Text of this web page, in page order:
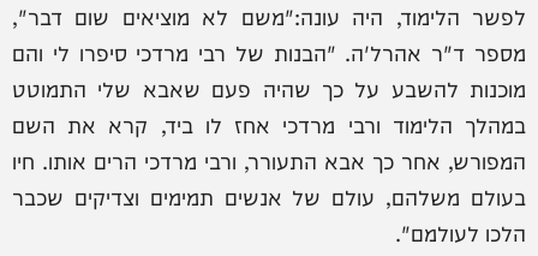
לפשר הלימוד, היה עונה:"משם לא מוציאים שום דבר",
מספר ד"ר אהרל'ה. "הבנות של רבי מרדכי סיפרו לי והם
מוכנות להשבע על כך שהיה פעם שאבא שלי התמוטט
במהלך הלימוד ורבי מרדכי אחז לו ביד, קרא את השם
המפורש, אחר כך אבא התעורר, ורבי מרדכי הרים אותו. חיו
בעולם משלהם, עולם של אנשים תמימים וצדיקים שכבר
הלכו לעולמם".